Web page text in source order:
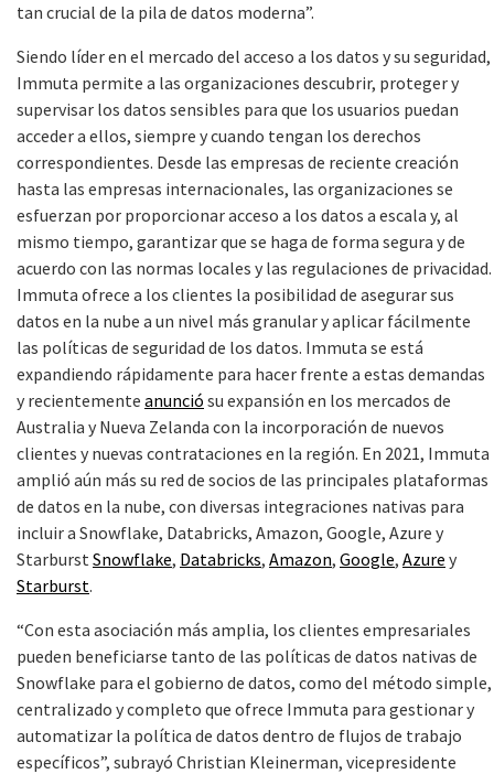
tan crucial de la pila de datos moderna”.
Siendo líder en el mercado del acceso a los datos y su seguridad,
Immuta permite a las organizaciones descubrir, proteger y
supervisar los datos sensibles para que los usuarios puedan
acceder a ellos, siempre y cuando tengan los derechos
correspondientes. Desde las empresas de reciente creación
hasta las empresas internacionales, las organizaciones se
esfuerzan por proporcionar acceso a los datos a escala y, al
mismo tiempo, garantizar que se haga de forma segura y de
acuerdo con las normas locales y las regulaciones de privacidad.
Immuta ofrece a los clientes la posibilidad de asegurar sus
datos en la nube a un nivel más granular y aplicar fácilmente
las políticas de seguridad de los datos. Immuta se está
expandiendo rápidamente para hacer frente a estas demandas
y recientemente anunció su expansión en los mercados de
Australia y Nueva Zelanda con la incorporación de nuevos
clientes y nuevas contrataciones en la región. En 2021, Immuta
amplió aún más su red de socios de las principales plataformas
de datos en la nube, con diversas integraciones nativas para
incluir a Snowflake, Databricks, Amazon, Google, Azure y
StarburstSnowflake, Databricks, Amazon, Google, Azure y
Starburst.
“Con esta asociación más amplia, los clientes empresariales
pueden beneficiarse tanto de las políticas de datos nativas de
Snowflake para el gobierno de datos, como del método simple,
centralizado y completo que ofrece Immuta para gestionar y
automatizar la política de datos dentro de flujos de trabajo
específicos”, subrayó Christian Kleinerman, vicepresidente